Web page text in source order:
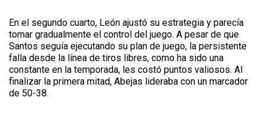
En el segundo cuarto, León ajustó su estrategia y parecía
tomar gradualmente el control del juego. A pesar de que
Santos seguía ejecutando su plan de juego, la persistente
falla desde la línea de tiros libres, como ha sido una
constante en la temporada, les costó puntos valiosos. Al
finalizar la primera mitad, Abejas lideraba con un marcador
de 50-38.